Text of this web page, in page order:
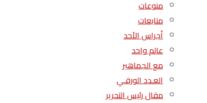
منوعات
متابعات
أجراس الأحد
عالم واحد
مع الجماهير
العـدد الورقـي
مقال رئيس التحرير